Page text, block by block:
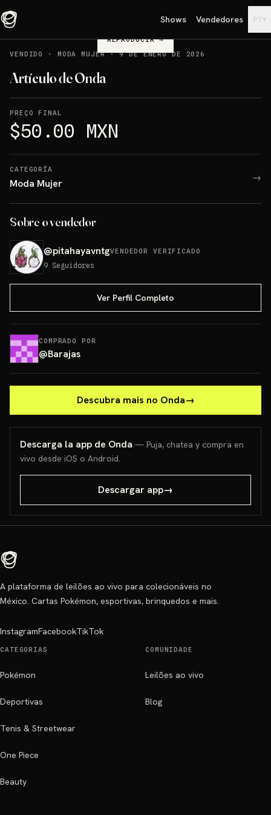
Shows Vendedores PT▾
REPRODUCIR→
VENDIDO
· MODA MUJER·9 DE ENERO DE 2026
Artículo de Onda
PREÇO FINAL
$50.00 MXN
CATEGORÍA
Moda Mujer →
Sobre o vendedor
@pitahayavntgVENDEDOR VERIFICADO
9 Seguidores
Ver Perfil Completo
COMPRADO POR
@Barajas
Descubra mais no Onda→
Descarga la app de Onda — Puja, chatea y compra en
vivo desde iOS o Android.
Descargar app→
A plataforma de leilões ao vivo para colecionáveis no
México. Cartas Pokémon, esportivas, brinquedos e mais.
InstagramFacebookTikTok
CATEGORIAS
Pokémon
Deportivas
Tenis & Streetwear
One Piece
Beauty
COMUNIDADE
Leilões ao vivo
Blog